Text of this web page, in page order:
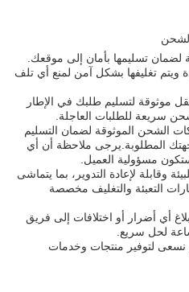
لضمان تسليمها بأمان إلى موقعك.
تغليفها بشكل آمن لمنع أي تلف
موثوقة لتسليم طلبك في الإطار
سريعة للطلبات العاجلة.
الشحن الموثوقة لضمان التسليم
المطلوبة.يرجى ملاحظة أن أي
مسؤولية العميل.
وقابلة لإعادة التدوير، بما يتماشى
التعبئة والتغليف مخصصة
أي أضرار أو اختلافات إلى فريق
نسعى لتوفير منتجات وخدمات